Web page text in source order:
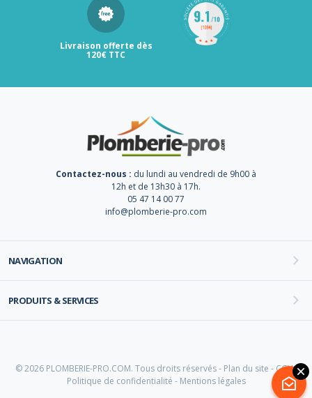
Livraison offerte dès
120€ TTC
Contactez-nous : du lundi au vendredi de 9h00 à
12h et de 13h30 à 17h.
05 47 14 00 77
info@plomberie-pro.com
NAVIGATION
PRODUITS & SERVICES
© 2026 PLOMBERIE-PRO.COM. Tous droits réservés - Plan du site -CGV-
Politique de confidentialité - Mentions légales